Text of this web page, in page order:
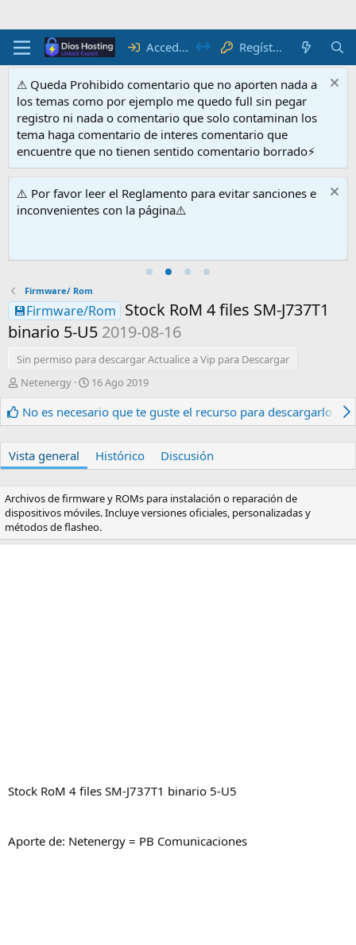
Acceder Regístrate
⚠ Queda Prohibido comentario que no aporten nada a
los temas como por ejemplo me quedo full sin pegar
registro ni nada o comentario que solo contaminan los
tema haga comentario de interes comentario que
encuentre que no tienen sentido comentario borrado⚡
⚠️ Por favor leer el Reglamento para evitar sanciones e
inconvenientes con la página⚠️
Firmware/ Rom
💾Firmware/Rom Stock RoM 4 files SM-J737T1
binario 5-U5 2019-08-16
Sin permiso para descargar Actualice a Vip para Descargar
A
t
o
Netenergy
F
c
h
d
e
r
e
a
c
16 Ago 2019
No es necesario que te guste el recurso para descargarlo.
Vista general Histórico Discusión
Archivos de firmware y ROMs para instalación o reparación de
dispositivos móviles. Incluye versiones oficiales, personalizadas y
métodos de flasheo.
Stock RoM 4 files SM-J737T1 binario 5-U5
Aporte de: Netenergy = PB Comunicaciones